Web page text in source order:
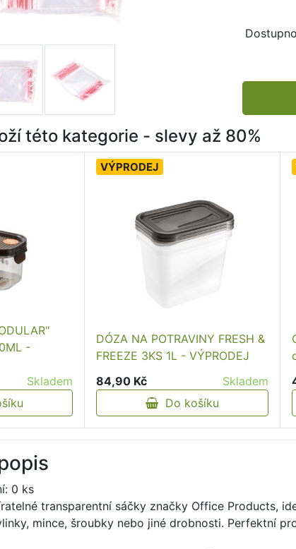
této kategorie - slevy až 80%
-
Skladem
VÝPRODEJ
DÓZA NA POTRAVINY FRESH &
FREEZE 3KS 1L - VÝPRODEJ
84,90 Kč
Skladem
Do košíku
0 ks
transparentní sáčky značky Office Products,
mince, šroubky nebo jiné drobnosti. Perfektní